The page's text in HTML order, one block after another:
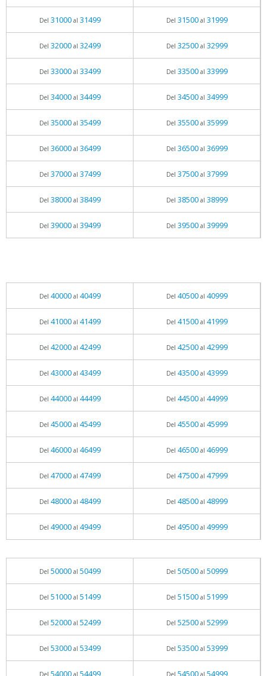
Del 31000al 31499 Del 31500al 31999
Del 32000al 32499 Del 32500al 32999
Del 33000al 33499 Del 33500al 33999
Del 34000al 34499 Del 34500al 34999
Del 35000al 35499 Del 35500al 35999
Del 36000al 36499 Del 36500al 36999
Del 37000al 37499 Del 37500al 37999
Del 38000al 38499 Del 38500al 38999
Del 39000al 39499 Del 39500al 39999
Del 40000al 40499 Del 40500al 40999
Del 41000al 41499 Del 41500al 41999
Del 42000al 42499 Del 42500al 42999
Del 43000al 43499 Del 43500al 43999
Del 44000al 44499 Del 44500al 44999
Del 45000al 45499 Del 45500al 45999
Del 46000al 46499 Del 46500al 46999
Del 47000al 47499 Del 47500al 47999
Del 48000al 48499 Del 48500al 48999
Del 49000al 49499 Del 49500al 49999
Del 50000al 50499 Del 50500al 50999
Del 51000al 51499 Del 51500al 51999
Del 52000al 52499 Del 52500al 52999
Del 53000al 53499 Del 53500al 53999
Del 54000al 54499 Del 54500al 54999